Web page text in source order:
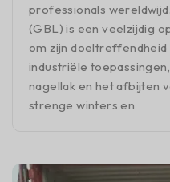
professionals
(GBL) is een veelzijdig
om zijn doeltreffendheid
industriële
nagellak en het afbijten
strenge winters en